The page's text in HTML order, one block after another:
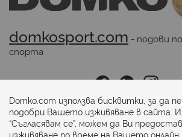
domkosport.com - подови
спорта
Последвайте ни:
Начини на плащане:
Domko.com използва бисквитки, за да
подобри Вашето изживяване в сайта.
“Съгласявам се”, можем да Ви
изживяване по време на Вашето онлайн